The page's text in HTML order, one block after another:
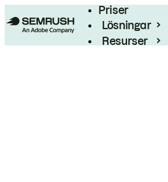
Priser
Lösningar
Resurser